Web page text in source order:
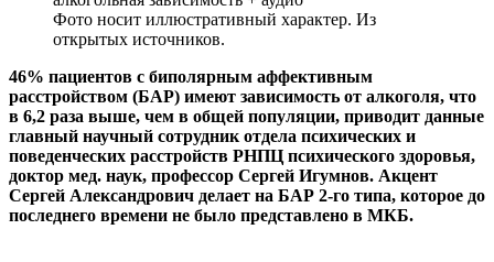
Фото носит иллюстративный характер. Из
открытых источников.
46% пациентов с биполярным аффективным
расстройством (БАР) имеют зависимость от алкоголя, что
в 6,2 раза выше, чем в общей популяции, приводит данные
главный научный сотрудник отдела психических и
поведенческих расстройств РНПЦ психического здоровья,
доктор мед. наук, профессор Сергей Игумнов. Акцент
Сергей Александрович делает на БАР 2-го типа, которое до
последнего времени не было представлено в МКБ.